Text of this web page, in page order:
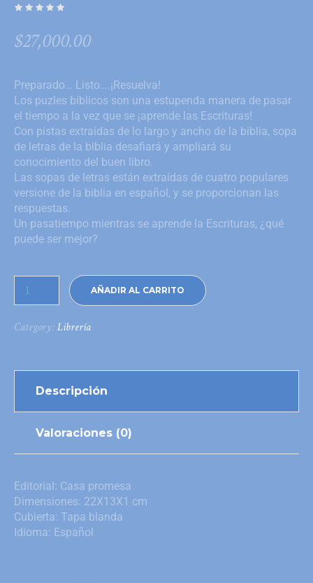
$27,000.00
Preparado… Listo….¡Resuelva!
Los puzles bíblicos son una estupenda manera de pasar
el tiempo a la vez que se ¡aprende las Escrituras!
Con pistas extraídas de lo largo y ancho de la biblia, sopa
de letras de la biblia desafiará y ampliará su
conocimiento del buen libro.
Las sopas de letras están extraídas de cuatro populares
versione de la biblia en español, y se proporcionan las
respuestas.
Un pasatiempo mientras se aprende la Escrituras, ¿qué
puede ser mejor?
AÑADIR AL CARRITO
Category:Librería
Descripción
Valoraciones (0)
Editorial: Casa promesa
Dimensiones: 22X13X1 cm
Cubierta: Tapa blanda
Idioma: Español